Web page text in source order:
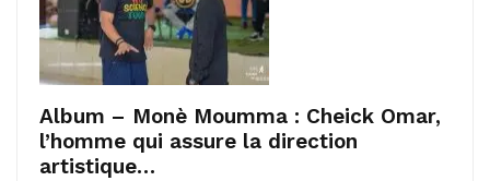
Album – Monè Moumma : Cheick Omar,
l’homme qui assure la direction
artistique…